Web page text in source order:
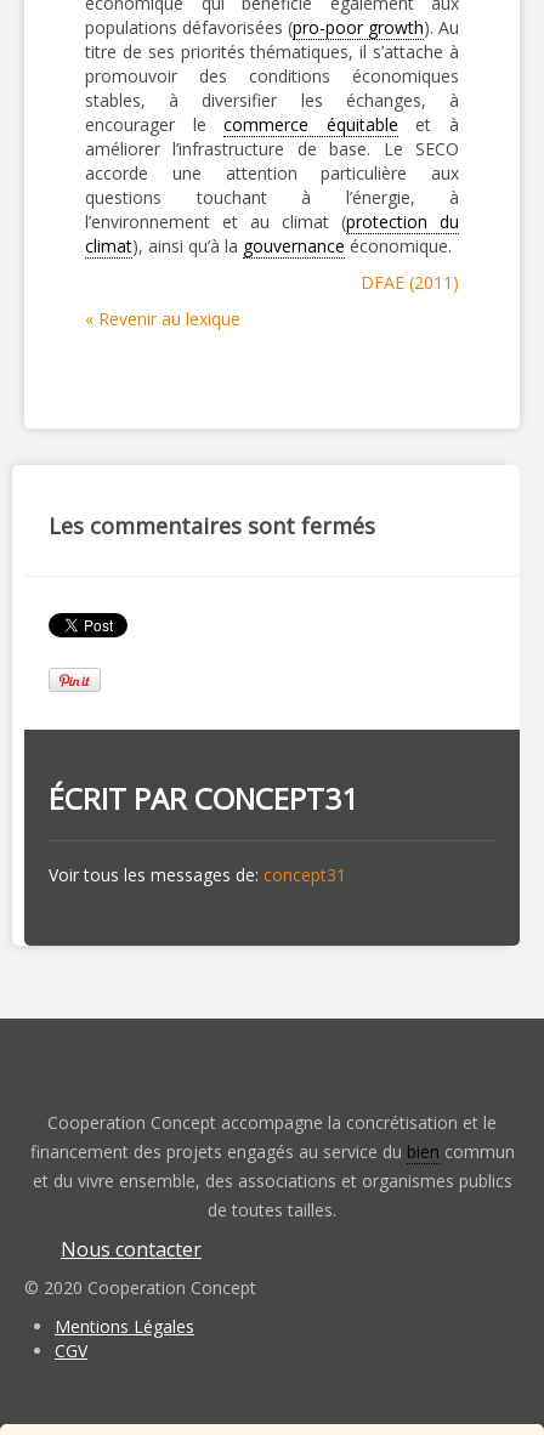
populations défavorisées (pro-poor growth). Au
titre de ses priorités thématiques, il s’attache à
promouvoir des conditions économiques
stables, à diversifier les échanges, à
encourager lecommerce équitable et à
améliorer l’infrastructure de base. Le SECO
accorde une attention particulière aux
questions touchant à l’énergie, à
l’environnement et au climat (protection du
climat), ainsi qu’à la gouvernance économique.
DFAE (2011)
« Revenir au lexique
Les commentaires sont fermés
ÉCRIT PARCONCEPT31
Voir tous les messages de: concept31
Cooperation Concept accompagne la concrétisation et le
financement des projets engagés au service du bien commun
et du vivre ensemble, des associations et organismes publics
de toutes tailles.
Nous contacter
© 2020 Cooperation Concept
Mentions Légales
CGV